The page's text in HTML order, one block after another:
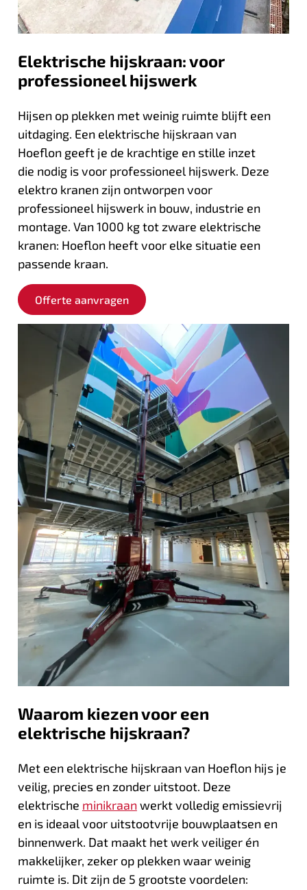
Elektrische hijskraan: voor
professioneel hijswerk
Hijsen op plekken met weinig ruimte blijft een
uitdaging. Een elektrische hijskraan van
Hoeflon geeft je de krachtige en stille inzet
die nodig is voor professioneel hijswerk. Deze
elektro kranen zijn ontworpen voor
professioneel hijswerk in bouw, industrie en
montage. Van 1000 kg tot zware elektrische
kranen: Hoeflon heeft voor elke situatie een
passende kraan.
Offerte aanvragen
Waarom kiezen voor een
elektrische hijskraan?
Met een elektrische hijskraan van Hoeflon hijs je
veilig, precies en zonder uitstoot. Deze
elektrische minikraanwerkt volledig emissievrij
en is ideaal voor uitstootvrije bouwplaatsen en
binnenwerk. Dat maakt het werk veiliger én
makkelijker, zeker op plekken waar weinig
ruimte is. Dit zijn de 5 grootste voordelen: